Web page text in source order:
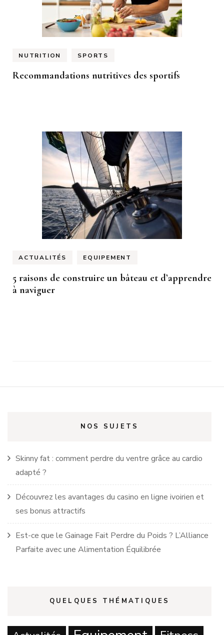
NUTRITION SPORTS
Recommandations nutritives des sportifs
ACTUALITÉS EQUIPEMENT
5 raisons de construire un bâteau et d’apprendre
à naviguer
NOS SUJETS
Skinny fat : comment perdre du ventre grâce au cardio
adapté ?
Découvrez les avantages du casino en ligne ivoirien et
ses bonus attractifs
Est-ce que le Gainage Fait Perdre du Poids ? L’Alliance
Parfaite avec une Alimentation Équilibrée
QUELQUES THÉMATIQUES